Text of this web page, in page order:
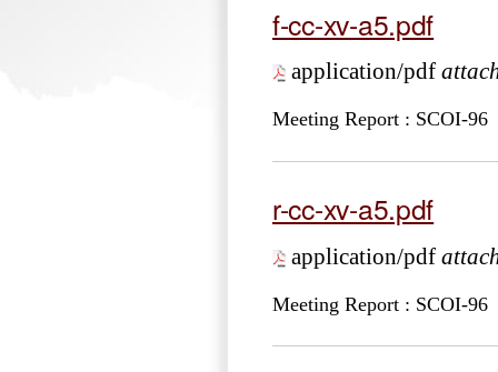
f-cc-xv-a5.pdf
application/pdf
Meeting Report : SCOI-96
r-cc-xv-a5.pdf
application/pdf
Meeting Report : SCOI-96